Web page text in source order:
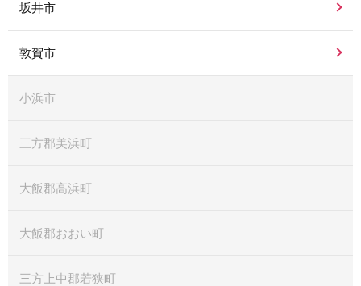
坂井市
敦賀市
小浜市
三方郡美浜町
大飯郡高浜町
大飯郡おおい町
三方上中郡若狭町